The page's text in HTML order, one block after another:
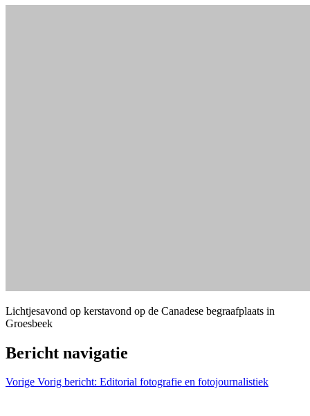
Lichtjesavond op kerstavond op de Canadese begraafplaats in
Groesbeek
Bericht navigatie
Vorige Vorig bericht: Editorial fotografie en fotojournalistiek